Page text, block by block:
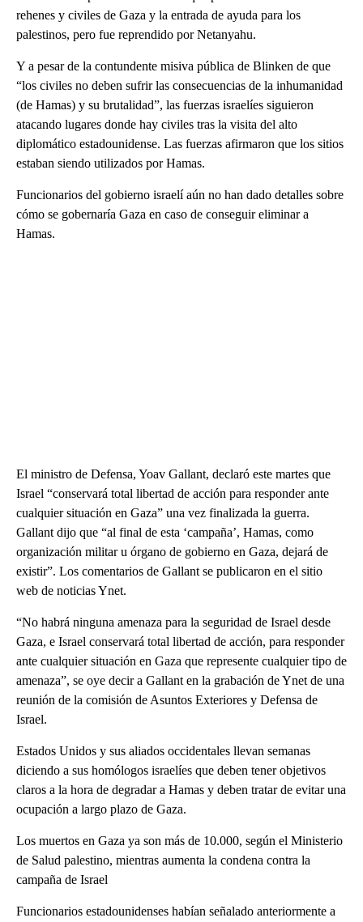
rehenes y civiles de Gaza y la entrada de ayuda para los
palestinos, pero fue reprendido por Netanyahu.
Y a pesar de la contundente misiva pública de Blinken de que
“los civiles no deben sufrir las consecuencias de la inhumanidad
(de Hamas) y su brutalidad”, las fuerzas israelíes siguieron
atacando lugares donde hay civiles tras la visita del alto
diplomático estadounidense. Las fuerzas afirmaron que los sitios
estaban siendo utilizados por Hamas.
Funcionarios del gobierno israelí aún no han dado detalles sobre
cómo se gobernaría Gaza en caso de conseguir eliminar a
Hamas.
El ministro de Defensa, Yoav Gallant, declaró este martes que
Israel “conservará total libertad de acción para responder ante
cualquier situación en Gaza” una vez finalizada la guerra.
Gallant dijo que “al final de esta ‘campaña’, Hamas, como
organización militar u órgano de gobierno en Gaza, dejará de
existir”. Los comentarios de Gallant se publicaron en el sitio
web de noticias Ynet.
“No habrá ninguna amenaza para la seguridad de Israel desde
Gaza, e Israel conservará total libertad de acción, para responder
ante cualquier situación en Gaza que represente cualquier tipo de
amenaza”, se oye decir a Gallant en la grabación de Ynet de una
reunión de la comisión de Asuntos Exteriores y Defensa de
Israel.
Estados Unidos y sus aliados occidentales llevan semanas
diciendo a sus homólogos israelíes que deben tener objetivos
claros a la hora de degradar a Hamas y deben tratar de evitar una
ocupación a largo plazo de Gaza.
Los muertos en Gaza ya son más de 10.000, según el Ministerio
de Salud palestino, mientras aumenta la condena contra la
campaña de Israel
Funcionarios estadounidenses habían señalado anteriormente a